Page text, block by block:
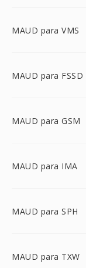
MAUD para VMS
MAUD para FSSD
MAUD para GSM
MAUD para IMA
MAUD para SPH
MAUD para TXW